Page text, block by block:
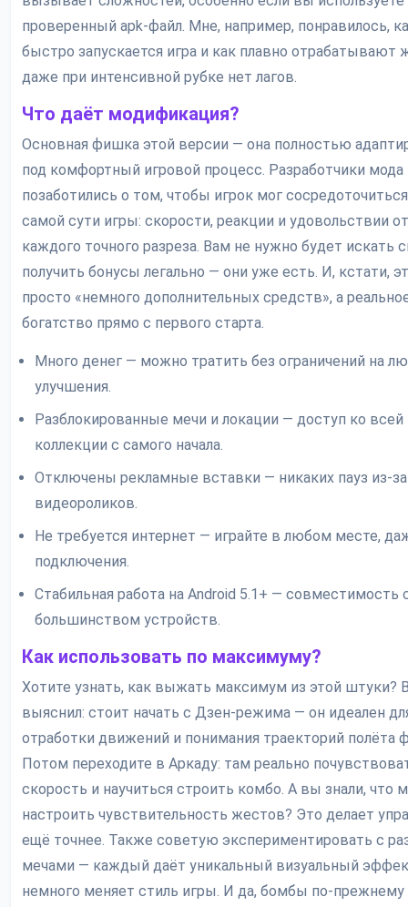
проверенный apk-файл. Мне, например, понравилось,
быстро запускается игра и как плавно
даже при интенсивной рубке нет лагов.
Что даёт модификация?
Основная фишка этой версии — она полностью
под комфортный игровой процесс. Разработчики мода
позаботились о том, чтобы игрок мог
самой сути игры: скорости, реакции и удовольствии от
каждого точного разреза. Вам не нужно будет искать
получить бонусы легально — они уже есть. И, кстати,
просто «немного дополнительных средств», а
богатство прямо с первого старта.
Много денег — можно тратить без ограничений на
улучшения.
Разблокированные мечи и локации — доступ ко всей
коллекции с самого начала.
Отключены рекламные вставки — никаких пауз из-за
видеороликов.
Не требуется интернет — играйте в любом месте,
подключения.
Стабильная работа на Android 5.1+ — совместимость
большинством устройств.
Как использовать по максимуму?
Хотите узнать, как выжать максимум из этой штуки?
выяснил: стоит начать с Дзен-режима — он идеален
отработки движений и понимания траекторий полёта
Потом переходите в Аркаду: там реально
скорость и научиться строить комбо. А вы знали, что
настроить чувствительность жестов? Это делает
ещё точнее. Также советую экспериментировать с
мечами — каждый даёт уникальный визуальный
немного меняет стиль игры. И да, бомбы по-